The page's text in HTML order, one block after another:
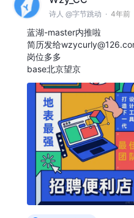
诗人 @字节跳动 · 4年前
蓝湖-master内推啦
简历发给
岗位多多
base北京望京